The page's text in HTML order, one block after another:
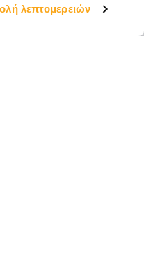
λεπτομερειών
EL